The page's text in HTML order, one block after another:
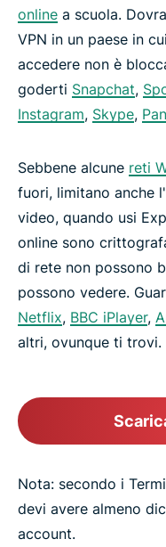
online a scuola.
VPN in un paese in
accedere non è
goderti Snapchat,
Instagram, Skype,
Sebbene alcune reti
fuori, limitano anche
video, quando usi
online sono
di rete non possono
possono vedere.
Netflix, BBC iPlayer,
altri, ovunque ti trovi.
Nota: secondo i
devi avere almeno
account.